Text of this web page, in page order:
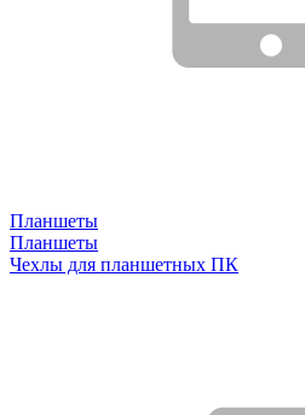
Планшеты
Планшеты
Чехлы для планшетных ПК